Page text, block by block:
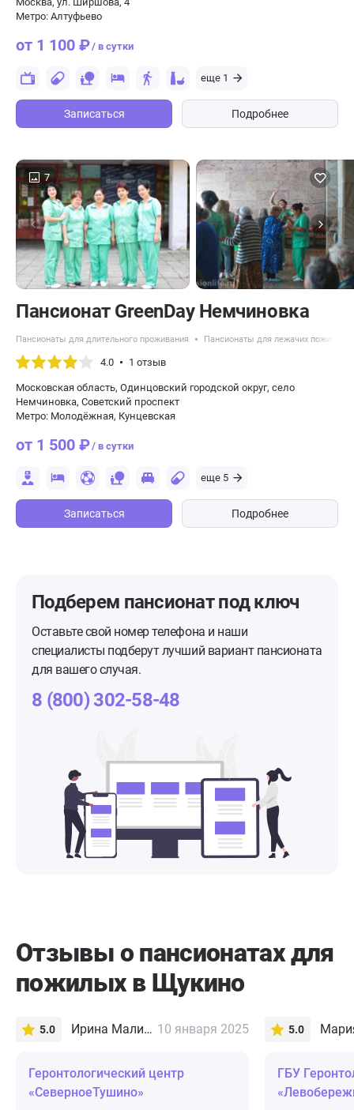
Метро: Алтуфьево
от 1 100 ₽/ в сутки
еще 1
Записаться Подробнее
7
Пансионат GreenDay Немчиновка
Пансионаты для длительного проживания Пансионаты для лежачих пожилых
4.0 1 отзыв
Московская область, Одинцовский городской округ, село
Немчиновка, Советский проспект
Метро: Молодёжная, Кунцевская
от 1 500 ₽/ в сутки
еще 5
Записаться Подробнее
Подберем пансионатпод ключ
Оставьте свой номер телефона и наши
специалисты подберут лучший вариант пансионата
для вашего случая.
8 (800) 302-58-48
Отзывы о пансионатах для
пожилых в Щукино
5.0 Ирина Малина 10 января 2025
Геронтологический центр
«СеверноеТушино»
5.0
ГБУ